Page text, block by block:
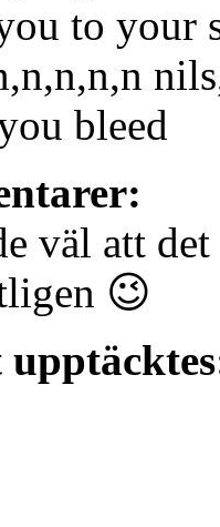
to your
bleed
väl att
😉